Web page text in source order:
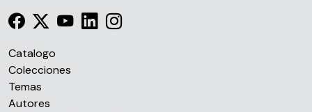
Catalogo
Colecciones
Temas
Autores